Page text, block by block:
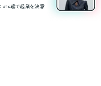
#14歳で起業を決意